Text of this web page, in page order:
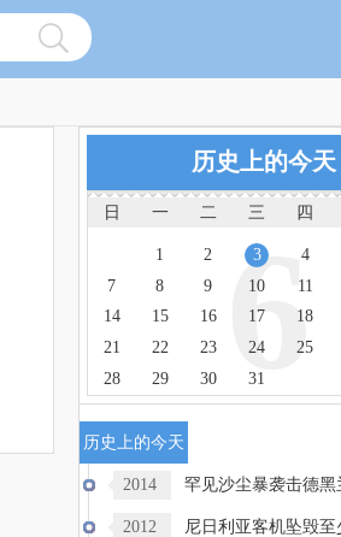
历史上的今天
日 一 二 三 四
6
1 2 3 4
7
8 9 10 11
14
15 16 17 18
21
22 23 24 25
28
29 30 31
历史上的今天
2014 罕见沙尘暴袭击德黑
2012 尼日利亚客机坠毁至